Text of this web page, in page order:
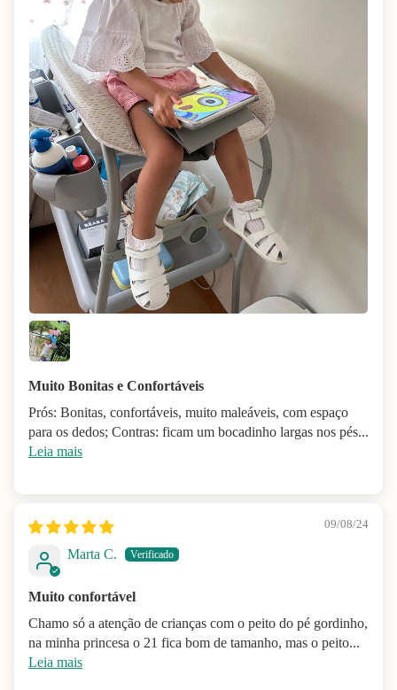
Muito Bonitas e Confortáveis
Prós: Bonitas, confortáveis, muito maleáveis, com espaço
para os dedos; Contras: ficam um bocadinho largas nos pés...
Leia mais
09/08/24
Marta C.
Muito confortável
Chamo só a atenção de crianças com o peito do pé gordinho,
na minha princesa o 21 fica bom de tamanho, mas o peito...
Leia mais